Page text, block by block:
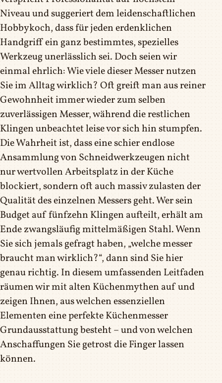
Niveau und suggeriert dem leidenschaftlichen
Hobbykoch, dass für jeden erdenklichen
Handgriff ein ganz bestimmtes, spezielles
Werkzeug unerlässlich sei. Doch seien wir
einmal ehrlich: Wie viele dieser Messer nutzen
Sie im Alltag wirklich? Oft greift man aus reiner
Gewohnheit immer wieder zum selben
zuverlässigen Messer, während die restlichen
Klingen unbeachtet leise vor sich hin stumpfen.
Die Wahrheit ist, dass eine schier endlose
Ansammlung von Schneidwerkzeugen nicht
nur wertvollen Arbeitsplatz in der Küche
blockiert, sondern oft auch massiv zulasten der
Qualität des einzelnen Messers geht. Wer sein
Budget auf fünfzehn Klingen aufteilt, erhält am
Ende zwangsläufig mittelmäßigen Stahl. Wenn
Sie sich jemals gefragt haben, „welche messer
braucht man wirklich?“, dann sind Sie hier
genau richtig. In diesem umfassenden Leitfaden
räumen wir mit alten Küchenmythen auf und
zeigen Ihnen, aus welchen essenziellen
Elementen eine perfekte Küchenmesser
Grundausstattung besteht – und von welchen
Anschaffungen Sie getrost die Finger lassen
können.